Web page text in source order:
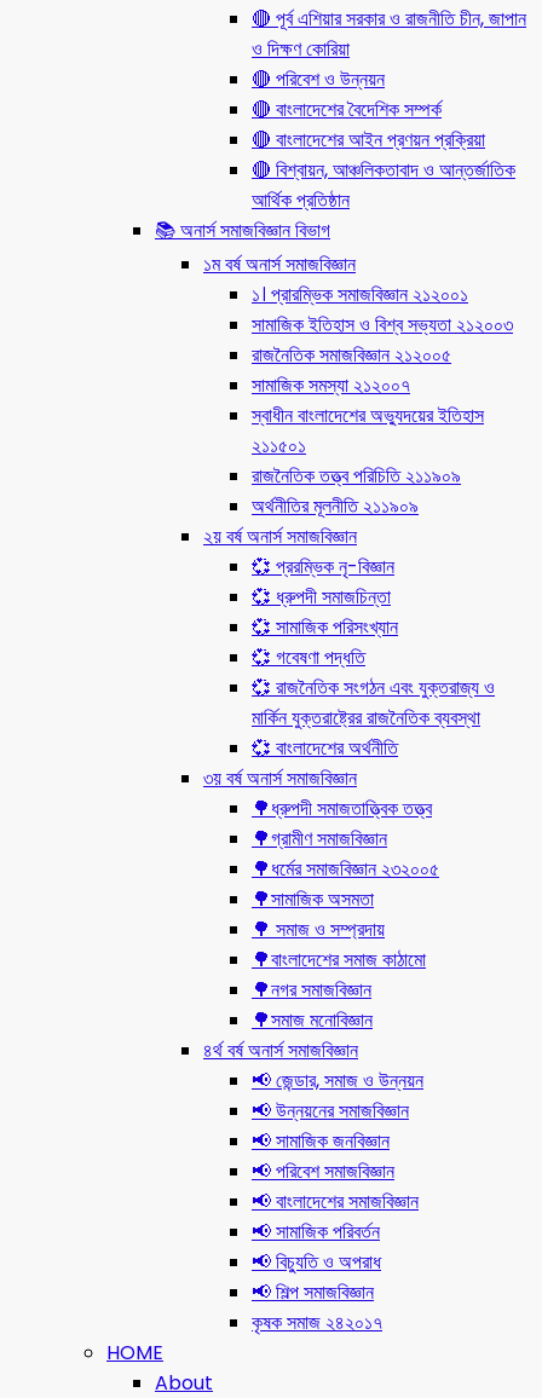
🔴 পূর্ব এশিয়ার সরকার ও রাজনীতি চীন, জাপান
ও দিক্ষণ কোরিয়া
🔴 পরিবেশ ও উন্নয়ন
🔴 বাংলাদেশের বৈদেশিক সম্পর্ক
🔴 বাংলাদেশের আইন প্রণয়ন প্রক্রিয়া
🔴 বিশ্বায়ন, আঞ্চলিকতাবাদ ও আন্তর্জাতিক
আর্থিক প্রতিষ্ঠান
📚 অনার্স সমাজবিজ্ঞান বিভাগ
১ম বর্ষ অনার্স সমাজবিজ্ঞান
১। প্রারম্ভিক সমাজবিজ্ঞান ২১২০০১
সামাজিক ইতিহাস ও বিশ্ব সভ্যতা ২১২০০৩
রাজনৈতিক সমাজবিজ্ঞান ২১২০০৫
সামাজিক সমস্যা ২১২০০৭
স্বাধীন বাংলাদেশের অভ্যুদয়ের ইতিহাস
২১১৫০১
রাজনৈতিক তত্ত্ব পরিচিতি ২১১৯০৯
অর্থনীতির মূলনীতি ২১১৯০৯
২য় বর্ষ অনার্স সমাজবিজ্ঞান
💞 প্ররম্ভিক নৃ-বিজ্ঞান
💞 ধ্রুপদী সমাজচিন্তা
💞 সামাজিক পরিসংখ্যান
💞 গবেষণা পদ্ধতি
💞 রাজনৈতিক সংগঠন এবং যুক্তরাজ্য ও
মার্কিন যুক্তরাষ্ট্রের রাজনৈতিক ব্যবস্থা
💞 বাংলাদেশের অর্থনীতি
৩য় বর্ষ অনার্স সমাজবিজ্ঞান
🌳ধ্রুপদী সমাজতাত্ত্বিক তত্ত্ব
🌳গ্রামীণ সমাজবিজ্ঞান
🌳ধর্মের সমাজবিজ্ঞান ২৩২০০৫
🌳সামাজিক অসমতা
🌳 সমাজ ও সম্প্রদায়
🌳বাংলাদেশের সমাজ কাঠামো
🌳নগর সমাজবিজ্ঞান
🌳সমাজ মনোবিজ্ঞান
৪র্থ বর্ষ অনার্স সমাজবিজ্ঞান
📢 জেন্ডার, সমাজ ও উন্নয়ন
📢 উন্নয়নের সমাজবিজ্ঞান
📢 সামাজিক জনবিজ্ঞান
📢 পরিবেশ সমাজবিজ্ঞান
📢 বাংলাদেশের সমাজবিজ্ঞান
📢 সামাজিক পরিবর্তন
📢 বিচ্যুতি ও অপরাধ
📢 শিল্প সমাজবিজ্ঞান
কৃষক সমাজ ২৪২০১৭
HOME
About